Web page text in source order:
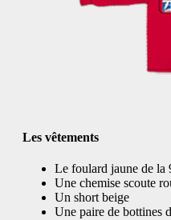
Les vêtements
Le foulard jaune de la
Une chemise scoute
Un short beige
Une paire de bottines